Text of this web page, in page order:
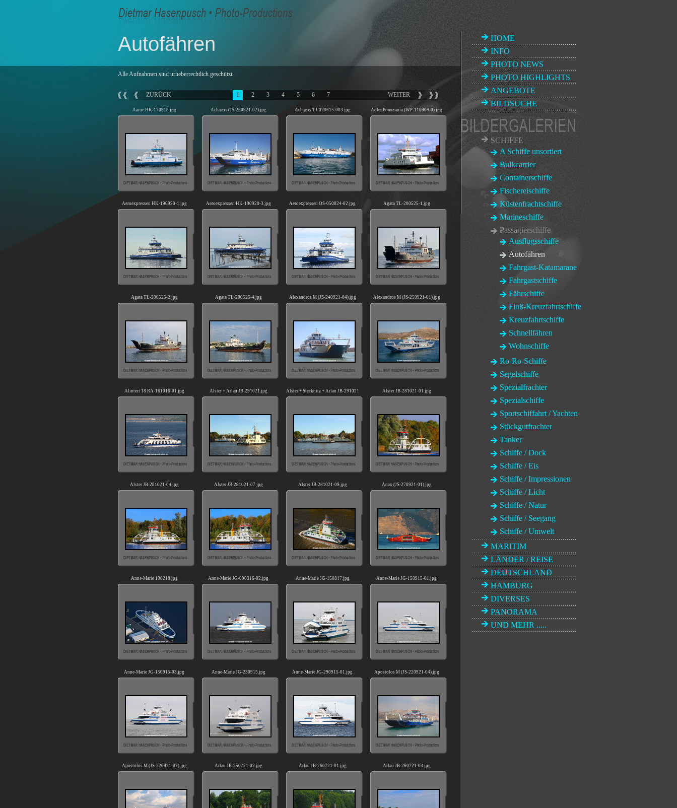
Autofähren
Alle Aufnahmen sind urheberrechtlich geschützt.
ZURÜCK 1 2 3 4 5 6 7 WEITER
Aaroe HK-170918.jpg Achaeos (JS-250921-02).jpg Achaeos TJ-020615-003.jpg Adler Pomerania (WP-110909-0).jpg
Aeroexpressen HK-190920-1.jpg Aeroexpressen HK-190920-3.jpg Aeroexpressen OS-050824-02.jpg Agata TL-200525-1.jpg
Agata TL-200525-2.jpg Agata TL-200525-4.jpg Alexandros M (JS-240921-04).jpg Alexandros M (JS-250921-01).jpg
Alinteri 18 RA-161016-01.jpg Alster + Arlau JB-291021.jpg Alster + Stecknitz + Arlau JB-291021.jpg Alster JB-281021-01.jpg
Alster JB-281021-04.jpg Alster JB-281021-07.jpg Alster JB-281021-09.jpg Anax (JS-270921-01).jpg
Anne-Marie 190218.jpg Anne-Marie JG-090316-02.jpg Anne-Marie JG-150817.jpg Anne-Marie JG-150915-01.jpg
Anne-Marie JG-150915-03.jpg Anne-Marie JG-230915.jpg Anne-Marie JG-290915-01.jpg Apostolos M (JS-220921-04).jpg
Apostolos M (JS-220921-07).jpg Arlau JB-250721-02.jpg Arlau JB-260721-01.jpg Arlau JB-260721-03.jpg
HOME
INFO
PHOTO NEWS
PHOTO HIGHLIGHTS
ANGEBOTE
BILDSUCHE
SCHIFFE
A Schiffe unsortiert
Bulkcarrier
Containerschiffe
Fischereischiffe
Küstenfrachtschiffe
Marineschiffe
Passagierschiffe
Ausflugsschiffe
Autofähren
Fahrgast-Katamarane
Fahrgastschiffe
Fährschiffe
Fluß-Kreuzfahrtschiffe
Kreuzfahrtschiffe
Schnellfähren
Wohnschiffe
Ro-Ro-Schiffe
Segelschiffe
Spezialfrachter
Spezialschiffe
Sportschiffahrt / Yachten
Stückgutfrachter
Tanker
Schiffe / Dock
Schiffe / Eis
Schiffe / Impressionen
Schiffe / Licht
Schiffe / Natur
Schiffe / Seegang
Schiffe / Umwelt
MARITIM
LÄNDER / REISE
DEUTSCHLAND
HAMBURG
DIVERSES
PANORAMA
UND MEHR .....